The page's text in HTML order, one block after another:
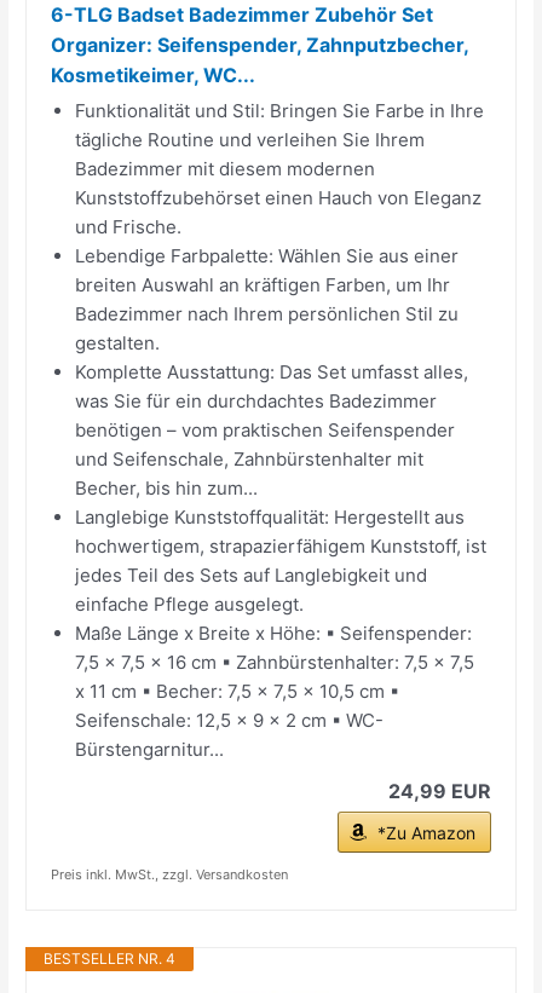
6-TLG Badset Badezimmer Zubehör Set
Organizer: Seifenspender, Zahnputzbecher,
Kosmetikeimer, WC...
Funktionalität und Stil: Bringen Sie Farbe in Ihre
tägliche Routine und verleihen Sie Ihrem
Badezimmer mit diesem modernen
Kunststoffzubehörset einen Hauch von Eleganz
und Frische.
Lebendige Farbpalette: Wählen Sie aus einer
breiten Auswahl an kräftigen Farben, um Ihr
Badezimmer nach Ihrem persönlichen Stil zu
gestalten.
Komplette Ausstattung: Das Set umfasst alles,
was Sie für ein durchdachtes Badezimmer
benötigen – vom praktischen Seifenspender
und Seifenschale, Zahnbürstenhalter mit
Becher, bis hin zum...
Langlebige Kunststoffqualität: Hergestellt aus
hochwertigem, strapazierfähigem Kunststoff, ist
jedes Teil des Sets auf Langlebigkeit und
einfache Pflege ausgelegt.
Maße Länge x Breite x Höhe: ▪ Seifenspender:
7,5 x 7,5 x 16 cm ▪ Zahnbürstenhalter: 7,5 x 7,5
x 11 cm ▪ Becher: 7,5 x 7,5 x 10,5 cm ▪
Seifenschale: 12,5 x 9 x 2 cm ▪ WC-
Bürstengarnitur...
24,99 EUR
*Zu Amazon
Preis inkl. MwSt., zzgl. Versandkosten
BESTSELLER NR. 4